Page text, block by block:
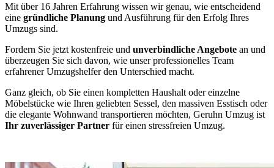
Mit über 16 Jahren Erfahrung wissen wir genau, wie entscheidend
eine gründliche Planung und Ausführung für den Erfolg Ihres
Umzugs sind.
Fordern Sie jetzt kostenfreie und unverbindliche Angebote an und
überzeugen Sie sich davon, wie unser professionelles Team
erfahrener Umzugshelfer den Unterschied macht.
Ganz gleich, ob Sie einen kompletten Haushalt oder einzelne
Möbelstücke wie Ihren geliebten Sessel, den massiven Esstisch oder
die elegante Wohnwand transportieren möchten, Geruhn Umzug ist
Ihr zuverlässiger Partner für einen stressfreien Umzug.